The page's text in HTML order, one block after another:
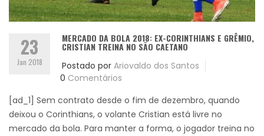
23
Jan 2018
MERCADO DA BOLA 2018: EX-CORINTHIANS E GRÊMIO,
CRISTIAN TREINA NO SÃO CAETANO
Postado por Ariovaldo dos Santos
0 Comentários
[ad_1] Sem contrato desde o fim de dezembro, quando
deixou o Corinthians, o volante Cristian está livre no
mercado da bola. Para manter a forma, o jogador treina no